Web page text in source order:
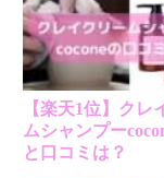
【楽天1位】クレ
ムシャンプー
と口コミは？